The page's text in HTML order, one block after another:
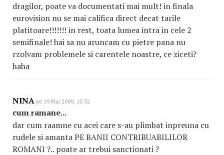
dragilor, poate va documentati mai mult! in finala
eurovision nu se mai califica direct decat tarile
platitoare!!!!!!! in rest, toata lumea intra in cele 2
semifinale! hai sa nu aruncam cu pietre pana nu
rzolvam problemele si carentele noastre, ce ziceti?
haha
NINA pe 19 Mai 2009, 15:32
cum ramane...
dar cum raamne cu acei care s-au plimbat inpreuna cu
rudele si amanta PE BANII CONTRIBUABILILOR
ROMANI ?.. poate ar trebui sanctionati ?